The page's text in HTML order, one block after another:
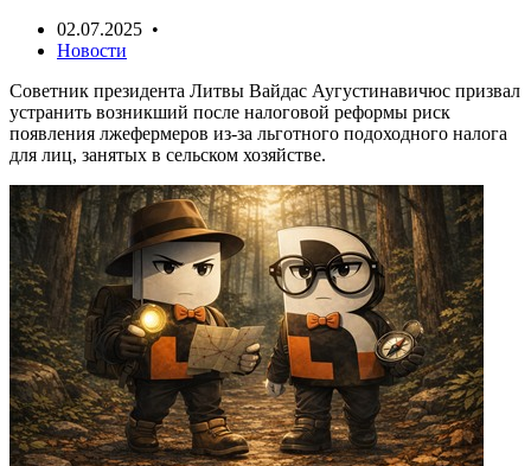
02.07.2025 •
Новости
Советник президента Литвы Вайдас Аугустинавичюс призвал
устранить возникший после налоговой реформы риск
появления лжефермеров из-за льготного подоходного налога
для лиц, занятых в сельском хозяйстве.